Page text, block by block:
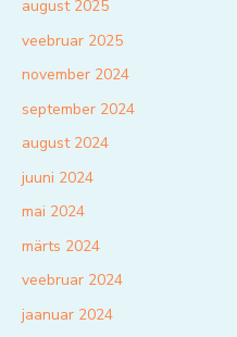
august 2025
veebruar 2025
november 2024
september 2024
august 2024
juuni 2024
mai 2024
märts 2024
veebruar 2024
jaanuar 2024